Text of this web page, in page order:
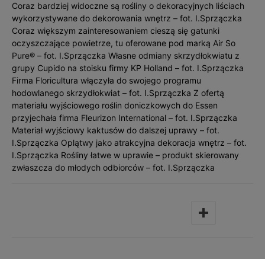
Coraz bardziej widoczne są rośliny o dekoracyjnych liściach
wykorzystywane do dekorowania wnętrz – fot. I.Sprzączka
Coraz większym zainteresowaniem cieszą się gatunki
oczyszczające powietrze, tu oferowane pod marką Air So
Pure® – fot. I.Sprzączka Własne odmiany skrzydłokwiatu z
grupy Cupido na stoisku firmy KP Holland – fot. I.Sprzączka
Firma Floricultura włączyła do swojego programu
hodowlanego skrzydłokwiat – fot. I.Sprzączka Z ofertą
materiału wyjściowego roślin doniczkowych do Essen
przyjechała firma Fleurizon International – fot. I.Sprzączka
Materiał wyjściowy kaktusów do dalszej uprawy – fot.
I.Sprzączka Oplątwy jako atrakcyjna dekoracja wnętrz – fot.
I.Sprzączka Rośliny łatwe w uprawie – produkt skierowany
zwłaszcza do młodych odbiorców – fot. I.Sprzączka